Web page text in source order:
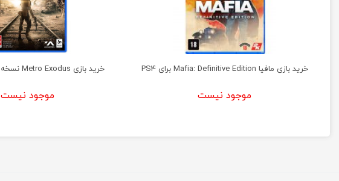
خرید بازی مافیا Mafia: Definitive Edition برای PS4
موجود نیست
خرید بازی Metro Exodus نسخه کامل برای PS5
موجود نیست